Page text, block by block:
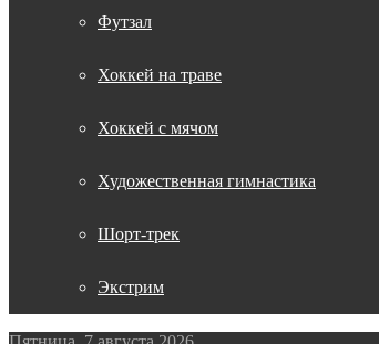
Футзал
Хоккей на траве
Хоккей с мячом
Художественная гимнастика
Шорт-трек
Экстрим